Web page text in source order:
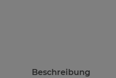
Beschreibung